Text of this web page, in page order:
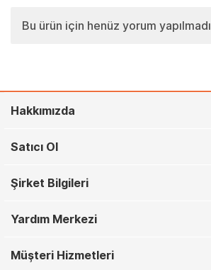
Bu ürün için henüz yorum yapılmadı
Hakkımızda
Satıcı Ol
Şirket Bilgileri
Yardım Merkezi
Müşteri Hizmetleri